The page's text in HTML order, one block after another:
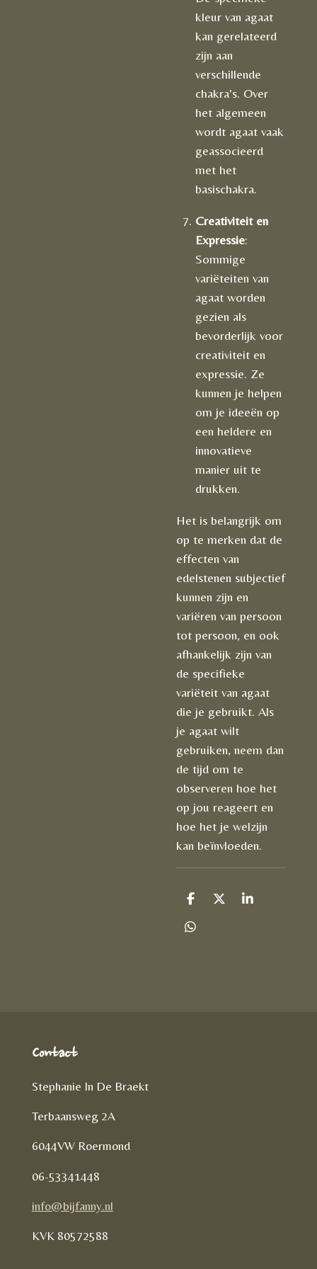
kleur van agaat
kan gerelateerd
zijn aan
verschillende
chakra's. Over
het algemeen
wordt agaat vaak
geassocieerd
met het
basischakra.
Creativiteit en
Expressie:
Sommige
variëteiten van
agaat worden
gezien als
bevorderlijk voor
creativiteit en
expressie. Ze
kunnen je helpen
om je ideeën op
een heldere en
innovatieve
manier uit te
drukken.
Het is belangrijk om
op te merken dat de
effecten van
edelstenen subjectief
kunnen zijn en
variëren van persoon
tot persoon, en ook
afhankelijk zijn van
de specifieke
variëteit van agaat
die je gebruikt. Als
je agaat wilt
gebruiken, neem dan
de tijd om te
observeren hoe het
op jou reageert en
hoe het je welzijn
kan beïnvloeden.
D
l
D
S
D
Contact
Stephanie In De Braekt
Terbaansweg 2A
6044VW Roermond
06-53341448
info@bijfanny.nl
KVK 80572588